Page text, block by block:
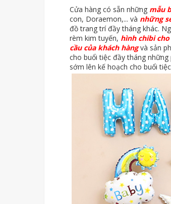
Cửa hàng có sẵn những mẫu
con, Doraemon,... và những
đồ trang trí đầy tháng khác.
rèm kim tuyến, hình chibi cho
cầu của khách hàngvà sản
cho buổi tiệc đầy tháng
sớm lên kế hoạch cho buổi